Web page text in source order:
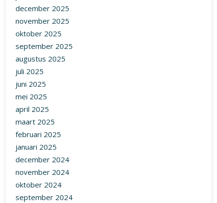
december 2025
november 2025
oktober 2025
september 2025
augustus 2025
juli 2025
juni 2025
mei 2025
april 2025
maart 2025
februari 2025
januari 2025
december 2024
november 2024
oktober 2024
september 2024